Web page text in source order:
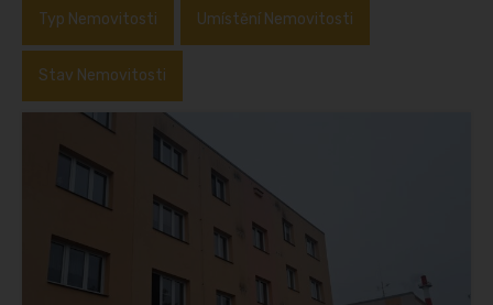
Typ Nemovitosti Umístění Nemovitosti
Stav Nemovitosti